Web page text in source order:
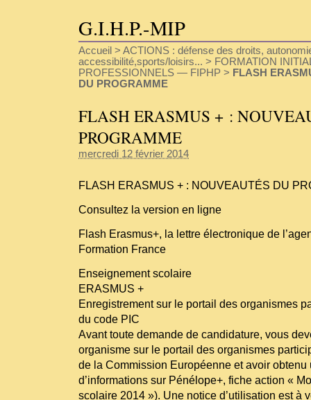
G.I.H.P.-MIP
Accueil > ACTIONS : défense des droits,
accessibilité,sports/loisirs... > FORMATION
PROFESSIONNELS — FIPHP > FLASH
DU PROGRAMME
FLASH ERASMUS + :
PROGRAMME
mercredi 12 février 2014
FLASH ERASMUS + : NOUVEAUTÉS DU
Consultez la version en ligne
Flash Erasmus+, la lettre électronique de
Formation France
Enseignement scolaire
ERASMUS +
Enregistrement sur le portail des organismes
du code PIC
Avant toute demande de candidature, vous
organisme sur le portail des organismes
de la Commission Européenne et avoir obtenu
d’informations sur Pénélope+, fiche action «
scolaire 2014 »). Une notice d’utilisation est à